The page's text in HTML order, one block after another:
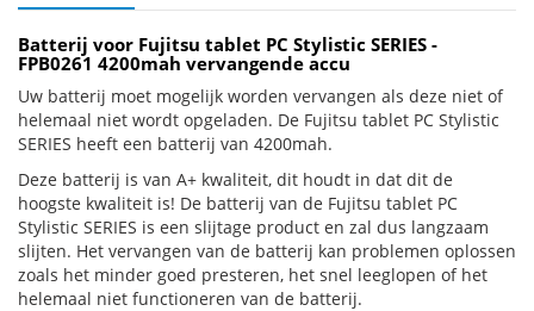
Batterij voor Fujitsu tablet PC Stylistic SERIES -
FPB0261 4200mah vervangende accu
Uw batterij moet mogelijk worden vervangen als deze niet of
helemaal niet wordt opgeladen. De Fujitsu tablet PC Stylistic
SERIES heeft een batterij van 4200mah.
Deze batterij is van A+ kwaliteit, dit houdt in dat dit de
hoogste kwaliteit is! De batterij van de Fujitsu tablet PC
Stylistic SERIES is een slijtage product en zal dus langzaam
slijten. Het vervangen van de batterij kan problemen oplossen
zoals het minder goed presteren, het snel leeglopen of het
helemaal niet functioneren van de batterij.